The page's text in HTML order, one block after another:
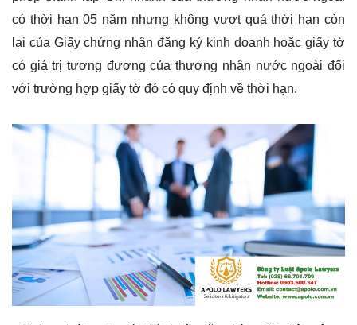
có thời hạn 05 năm nhưng không vượt quá thời hạn còn
lại của Giấy chứng nhận đăng ký kinh doanh hoặc giấy tờ
có giá trị tương đương của thương nhân nước ngoài đối
với trường hợp giấy tờ đó có quy định về thời hạn.